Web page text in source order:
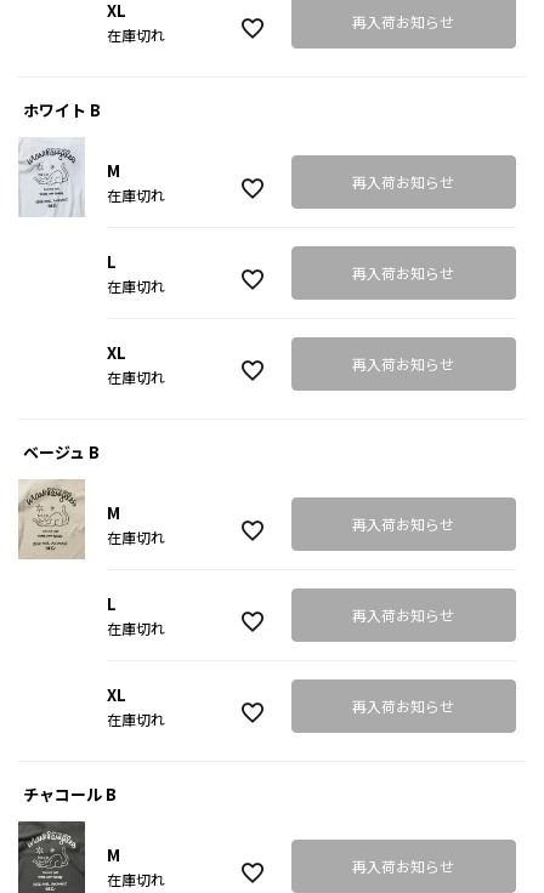
XL
在庫切れ
再入荷お知らせ
ホワイト B
M
在庫切れ
再入荷お知らせ
L
在庫切れ
再入荷お知らせ
XL
在庫切れ
再入荷お知らせ
ベージュ B
M
在庫切れ
再入荷お知らせ
L
在庫切れ
再入荷お知らせ
XL
在庫切れ
再入荷お知らせ
チャコール B
M
在庫切れ
再入荷お知らせ